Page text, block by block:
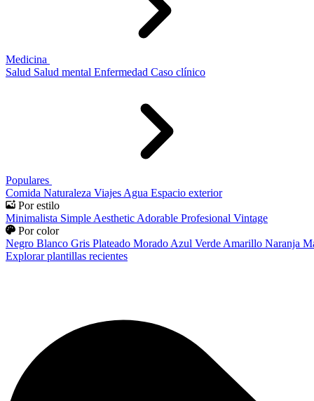
Medicina
Salud Salud mental Enfermedad Caso clínico
Populares
Comida Naturaleza Viajes Agua Espacio exterior
Por estilo
Minimalista Simple Aesthetic Adorable Profesional Vintage
Por color
Negro Blanco Gris Plateado Morado Azul Verde Amarillo Naranja
Explorar plantillas recientes